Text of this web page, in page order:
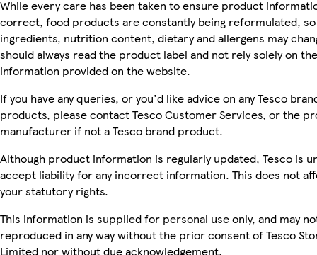
While every care has been taken to ensure product
correct, food products are constantly being reformulated, so
ingredients, nutrition content, dietary and allergens may
should always read the product label and not rely solely on the
information provided on the website.
If you have any queries, or you'd like advice on any Tesco
products, please contact Tesco Customer Services, or the
manufacturer if not a Tesco brand product.
Although product information is regularly updated, Tesco is
accept liability for any incorrect information. This does not
your statutory rights.
This information is supplied for personal use only, and may
reproduced in any way without the prior consent of Tesco
Limited nor without due acknowledgement.